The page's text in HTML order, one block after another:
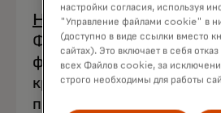
Home Lending Palopens
Флорида): предоставляет
финансовой аналитики
кредиторам, которые
преобразить
настройки согласия, используя
"Управление файлами cookie" в
(доступно в виде ссылки вместо
сайтах). Это включает в себя
всех Файлов cookie, за
строго необходимы для работы